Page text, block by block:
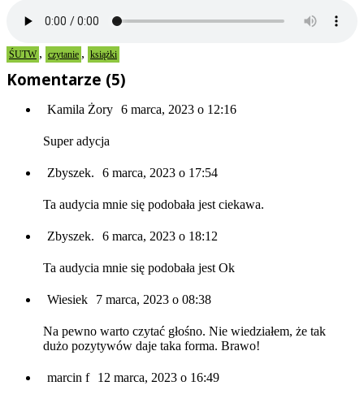
ŚUTW , czytanie , książki
Komentarze (5)
Kamila Żory 6 marca, 2023 o 12:16
Super adycja
Zbyszek. 6 marca, 2023 o 17:54
Ta audycia mnie się podobała jest ciekawa.
Zbyszek. 6 marca, 2023 o 18:12
Ta audycia mnie się podobała jest Ok
Wiesiek 7 marca, 2023 o 08:38
Na pewno warto czytać głośno. Nie wiedziałem, że tak
dużo pozytywów daje taka forma. Brawo!
marcin f 12 marca, 2023 o 16:49